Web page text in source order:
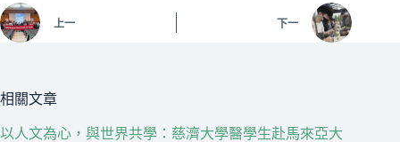
上一 下一
相關文章
以人文為心，與世界共學：慈濟大學醫學生赴馬來亞大